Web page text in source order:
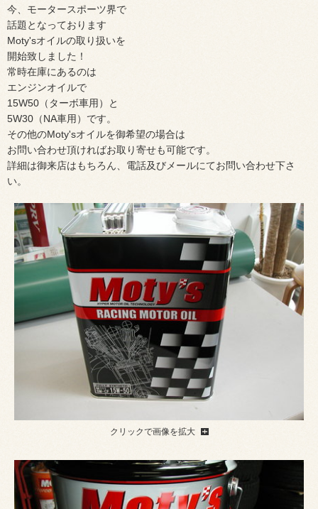
今、モータースポーツ界で
話題となっております
Moty'sオイルの取り扱いを
開始致しました！
常時在庫にあるのは
エンジンオイルで
15W50（ターボ車用）と
5W30（NA車用）です。
その他のMoty'sオイルを御希望の場合は
お問い合わせ頂ければお取り寄せも可能です。
詳細は御来店はもちろん、電話及びメールにてお問い合わせ下さ
い。
クリックで画像を拡大